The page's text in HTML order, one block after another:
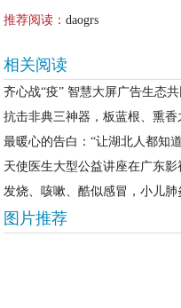
推荐阅读：daogrs
相关阅读
齐心战“疫” 智慧大屏广告生态
抗击非典三神器，板蓝根、熏
最暖心的告白：“让湖北人都知
天使医生大型公益讲座在广东影
发烧、咳嗽、酷似感冒，小儿肺
图片推荐